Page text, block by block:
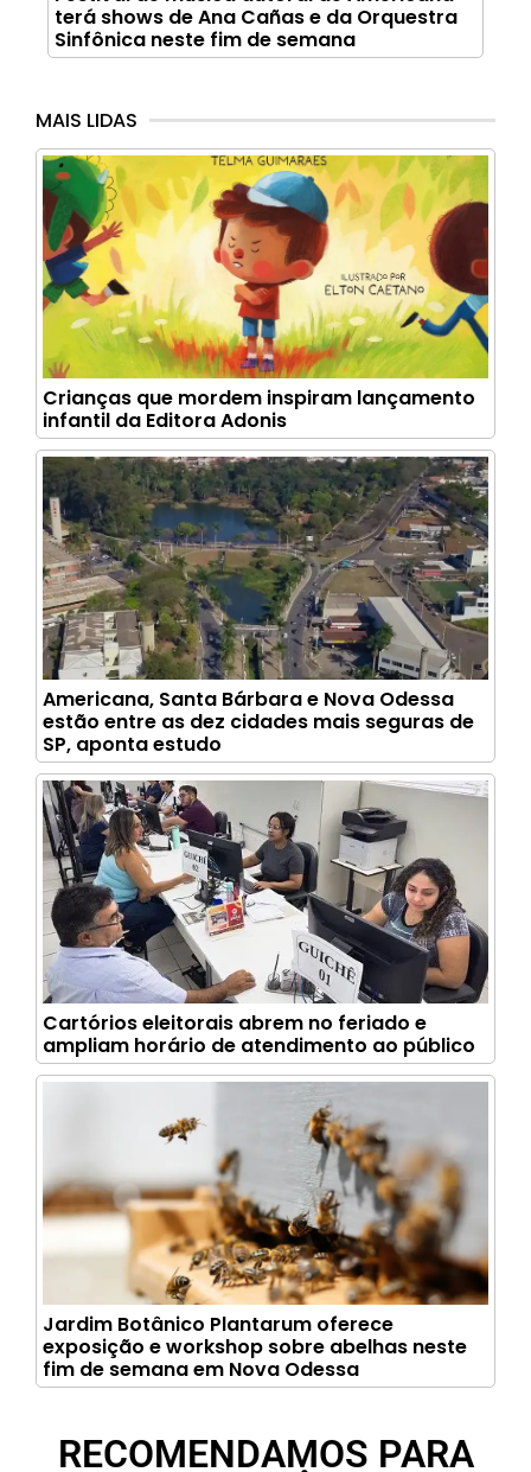
terá shows de Ana Cañas e da Orquestra
Sinfônica neste fim de semana
MAIS LIDAS
Crianças que mordem inspiram lançamento
infantil da Editora Adonis
Americana, Santa Bárbara e Nova Odessa
estão entre as dez cidades mais seguras de
SP, aponta estudo
Cartórios eleitorais abrem no feriado e
ampliam horário de atendimento ao público
Jardim Botânico Plantarum oferece
exposição e workshop sobre abelhas neste
fim de semana em Nova Odessa
RECOMENDAMOS PARA